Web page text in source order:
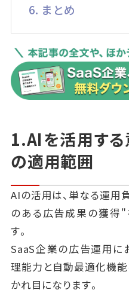
6. まとめ
1.AIを活用す
の適用範囲
AIの活用は、単なる運用
のある広告成果の獲得
す。
SaaS企業の広告運用に
理能力と自動最適化機能
かれ目になります。